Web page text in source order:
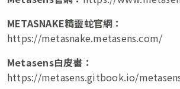
METASNAKE精靈蛇官網：
https://metasnake.metasens.com/
Metasens白皮書：
https://metasens.gitbook.io/